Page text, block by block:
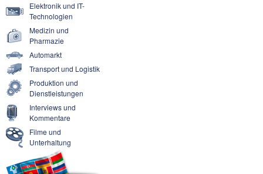
Elektronik und IT-
Technologien
Medizin und
Pharmazie
Automarkt
Transport und Logistik
Produktion und
Dienstleistungen
Interviews und
Kommentare
Filme und
Unterhaltung